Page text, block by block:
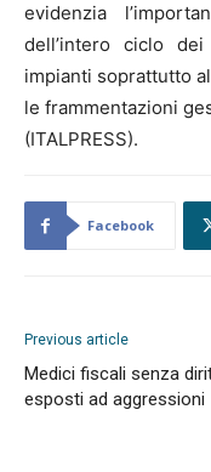
evidenzia
dell’intero ciclo
impianti soprattutto
le frammentazioni
(ITALPRESS).
Facebook
Previous article
Medici fiscali senza
esposti ad aggressioni